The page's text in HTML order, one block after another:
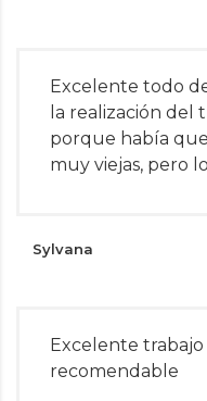
Excelente todo
la realización del
porque había
muy viejas, pero
Sylvana
Excelente
recomendable